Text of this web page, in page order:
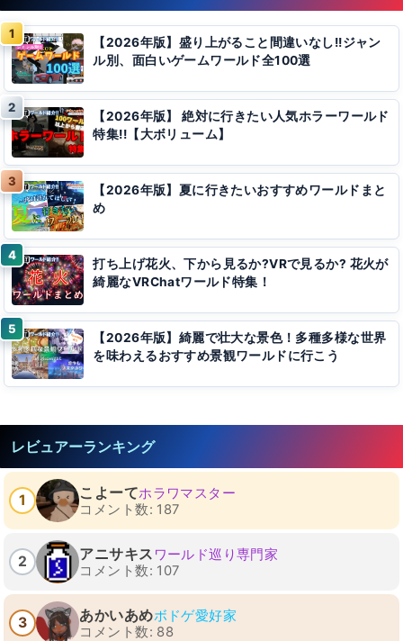
【2026年版】盛り上がること間違いなし!!ジャン
ル別、面白いゲームワールド全100選
【2026年版】 絶対に行きたい人気ホラーワールド
特集!!【大ボリューム】
【2026年版】夏に行きたいおすすめワールドまと
め
打ち上げ花火、下から見るか?VRで見るか? 花火が
綺麗なVRChatワールド特集！
【2026年版】綺麗で壮大な景色！多種多様な世界
を味わえるおすすめ景観ワールドに行こう
レビュアーランキング
1 こよーてホラワマスター
コメント数: 187
2 アニサキス ワールド巡り専門家
コメント数: 107
3 あかいあめボドゲ愛好家
コメント数: 88